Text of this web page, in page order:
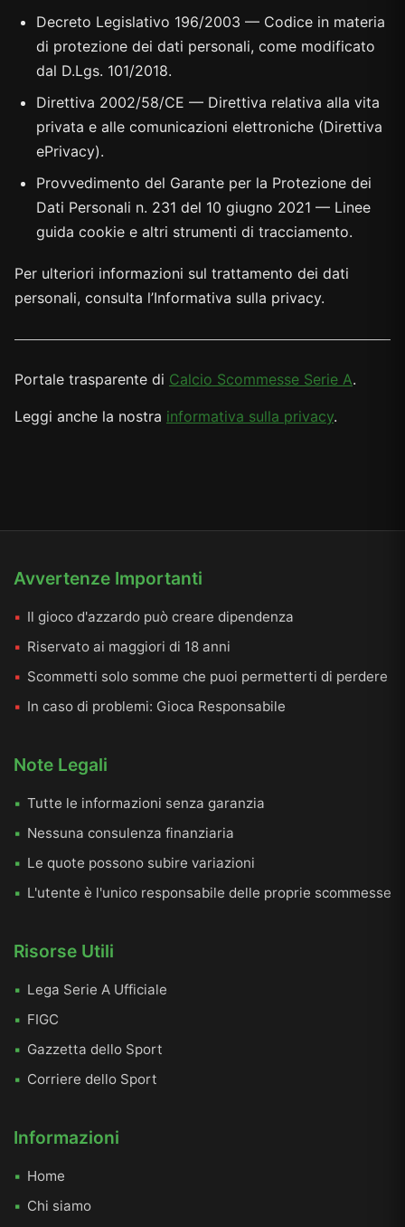
Decreto Legislativo 196/2003 — Codice in materia
di protezione dei dati personali, come modificato
dal D.Lgs. 101/2018.
Direttiva 2002/58/CE — Direttiva relativa alla vita
privata e alle comunicazioni elettroniche (Direttiva
ePrivacy).
Provvedimento del Garante per la Protezione dei
Dati Personali n. 231 del 10 giugno 2021 — Linee
guida cookie e altri strumenti di tracciamento.
Per ulteriori informazioni sul trattamento dei dati
personali, consulta l’Informativa sulla privacy.
Portale trasparente di Calcio Scommesse Serie A.
Leggi anche la nostra informativa sulla privacy.
Avvertenze Importanti
Il gioco d'azzardo può creare dipendenza
Riservato ai maggiori di 18 anni
Scommetti solo somme che puoi permetterti di perdere
In caso di problemi: Gioca Responsabile
Note Legali
Tutte le informazioni senza garanzia
Nessuna consulenza finanziaria
Le quote possono subire variazioni
L'utente è l'unico responsabile delle proprie scommesse
Risorse Utili
Lega Serie A Ufficiale
FIGC
Gazzetta dello Sport
Corriere dello Sport
Informazioni
Home
Chi siamo